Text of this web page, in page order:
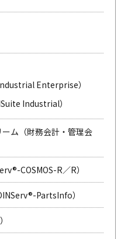
Enterprise）
Industrial）
ム（財務会計・管理会
COSMOS-R／R）
PartsInfo）